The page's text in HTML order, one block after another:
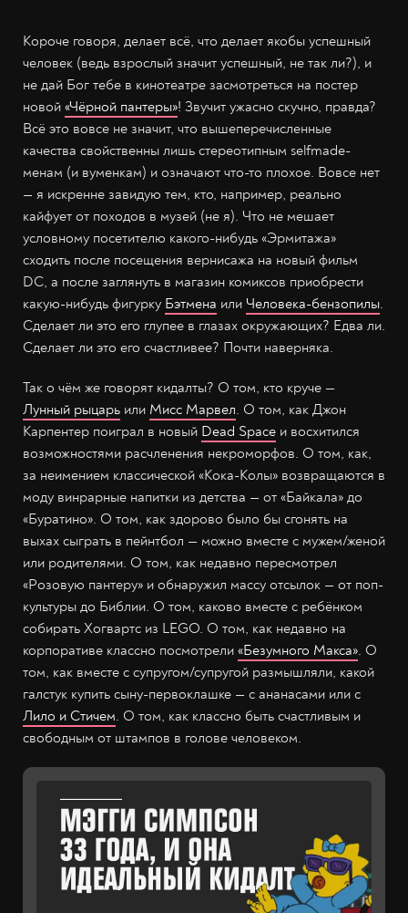
Короче говоря, делает всё, что делает якобы успешный
человек (ведь взрослый значит успешный, не так ли?), и
не дай Бог тебе в кинотеатре засмотреться на постер
новой «Чёрной пантеры»! Звучит ужасно скучно, правда?
Всё это вовсе не значит, что вышеперечисленные
качества свойственны лишь стереотипным selfmade-
менам (и вуменкам) и означают что-то плохое. Вовсе нет
— я искренне завидую тем, кто, например, реально
кайфует от походов в музей (не я). Что не мешает
условному посетителю какого-нибудь «Эрмитажа»
сходить после посещения вернисажа на новый фильм
DC, а после заглянуть в магазин комиксов приобрести
какую-нибудь фигурку Бэтмена или Человека-бензопилы.
Сделает ли это его глупее в глазах окружающих? Едва ли.
Сделает ли это его счастливее? Почти наверняка.
Так о чём же говорят кидалты? О том, кто круче —
Лунный рыцарь или Мисс Марвел. О том, как Джон
Карпентер поиграл в новый Dead Space и восхитился
возможностями расчленения некроморфов. О том, как,
за неимением классической «Кока-Колы» возвращаются в
моду винрарные напитки из детства — от «Байкала» до
«Буратино». О том, как здорово было бы сгонять на
выхах сыграть в пейнтбол — можно вместе с мужем/женой
или родителями. О том, как недавно пересмотрел
«Розовую пантеру» и обнаружил массу отсылок — от поп-
культуры до Библии. О том, каково вместе с ребёнком
собирать Хогвартс из LEGO. О том, как недавно на
корпоративе классно посмотрели «Безумного Макса». О
том, как вместе с супругом/супругой размышляли, какой
галстук купить сыну-первоклашке — с ананасами или с
Лило и Стичем. О том, как классно быть счастливым и
свободным от штампов в голове человеком.